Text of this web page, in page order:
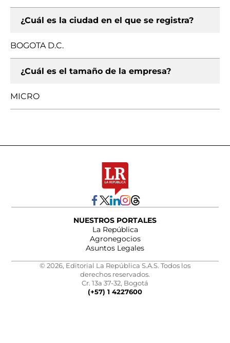
¿Cuál es la ciudad en el que se registra?
BOGOTA D.C.
¿Cuál es el tamaño de la empresa?
MICRO
NUESTROS PORTALES
La República
Agronegocios
Asuntos Legales
© 2026, Editorial La República S.A.S. Todos los
derechos reservados.
Cr. 13a 37-32, Bogotá
(+57) 1 4227600